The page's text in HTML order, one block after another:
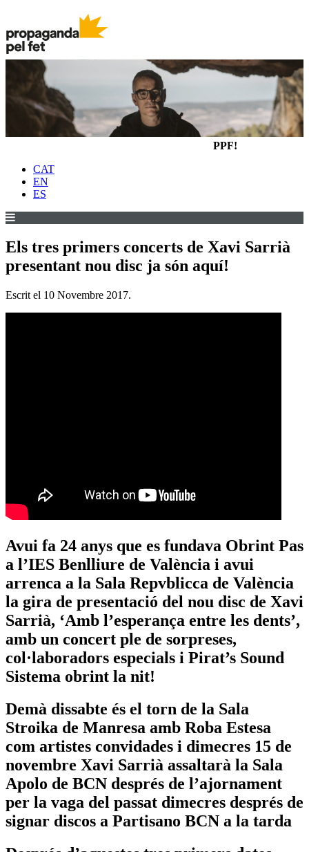
PPF!
CAT
EN
ES
Els tres primers concerts de Xavi Sarrià
presentant nou disc ja són aquí!
Escrit el 10 Novembre 2017.
Avui fa 24 anys que es fundava Obrint Pas
a l’IES Benlliure de València i avui
arrenca a la Sala Repvblicca de València
la gira de presentació del nou disc de Xavi
Sarrià, ‘Amb l’esperança entre les dents’,
amb un concert ple de sorpreses,
col·laboradors especials i Pirat’s Sound
Sistema obrint la nit!
Demà dissabte és el torn de la Sala
Stroika de Manresa amb Roba Estesa
com artistes convidades i dimecres 15 de
novembre Xavi Sarrià assaltarà la Sala
Apolo de BCN després de l’ajornament
per la vaga del passat dimecres després de
signar discos a Partisano BCN a la tarda